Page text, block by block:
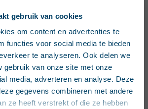
gebruik van cookies
om content en advertenties te
functies voor social media te bieden
te analyseren. Ook delen we
gebruik van onze site met onze
media, adverteren en analyse. Deze
gegevens combineren met andere
ze heeft verstrekt of die ze hebben
Kingdom)
Perfo Totale